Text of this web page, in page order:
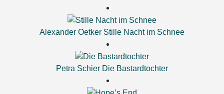
Alexander Oetker Stille Nacht im Schnee
Petra Schier Die Bastardtochter